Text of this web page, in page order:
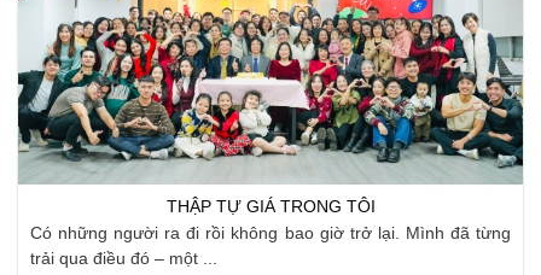
THẬP TỰ GIÁ TRONG TÔI
Có những người ra đi rồi không bao giờ trở lại. Mình đã từng
trải qua điều đó – một ...